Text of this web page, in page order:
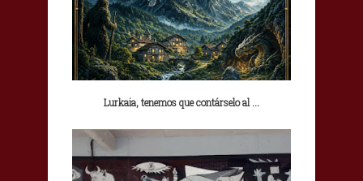
Lurkaia, tenemos que contárselo al ...